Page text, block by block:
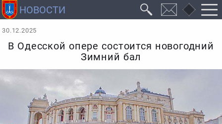
30.12.2025
В Одесской опере состоится новогодний
Зимний бал